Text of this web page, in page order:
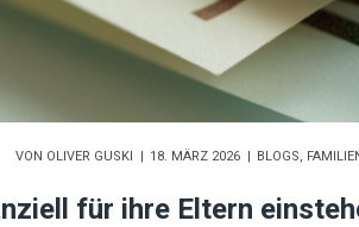
VON OLIVER GUSKI 18. MÄRZ 2026 BLOGS,
für ihre Eltern